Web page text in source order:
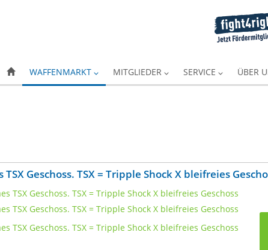
WAFFENMARKT MITGLIEDER SERVICE ÜBER
Geschoss. TSX = Tripple Shock X bleifreies